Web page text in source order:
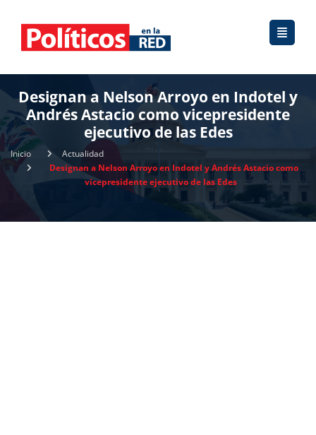
Designan a Nelson Arroyo en Indotel y
Andrés Astacio como vicepresidente
ejecutivo de las Edes
Inicio
Actualidad
Designan a Nelson Arroyo en Indotel y Andrés Astacio como
vicepresidente ejecutivo de las Edes